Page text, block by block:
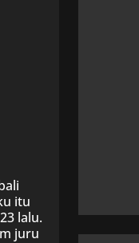
itu
lalu.
juru